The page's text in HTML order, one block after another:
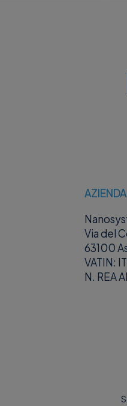
AZIENDA
Via del
63100
VATIN:
N. REA